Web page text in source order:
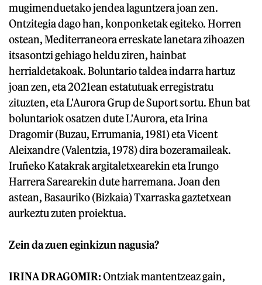
mugimenduetako jendea laguntzera joan zen.
Ontzitegia dago han, konponketak egiteko. Horren
ostean, Mediterraneora erreskate lanetara zihoazen
itsasontzi gehiago heldu ziren, hainbat
herrialdetakoak. Boluntario taldea indarra hartuz
joan zen, eta 2021ean estatutuak erregistratu
zituzten, eta L'Aurora Grup de Suport sortu. Ehun bat
boluntariok osatzen dute L'Aurora, eta Irina
Dragomir (Buzau, Errumania, 1981) eta Vicent
Aleixandre (Valentzia, 1978) dira bozeramaileak.
Iruñeko Katakrak argitaletxearekin eta Irungo
Harrera Sarearekin dute harremana. Joan den
astean, Basauriko (Bizkaia) Txarraska gaztetxean
aurkeztu zuten proiektua.
Zein da zuen eginkizun nagusia?
IRINA DRAGOMIR:Ontziak mantentzeaz gain,